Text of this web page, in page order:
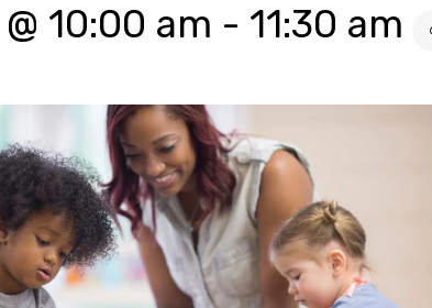
10:00 am - 11:30 am